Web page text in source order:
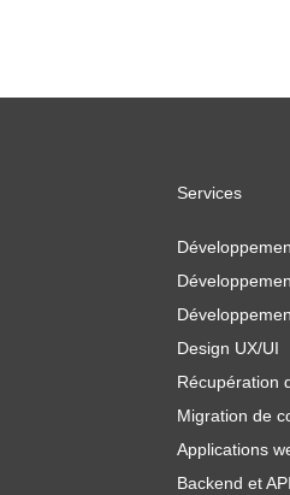
Services
Design UX/UI
Récupération
Migration de
Applications
Backend et API